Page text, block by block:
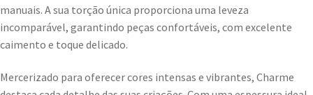
manuais. A sua torção única proporciona uma leveza
incomparável, garantindo peças confortáveis, com excelente
caimento e toque delicado.
Mercerizado para oferecer cores intensas e vibrantes, Charme